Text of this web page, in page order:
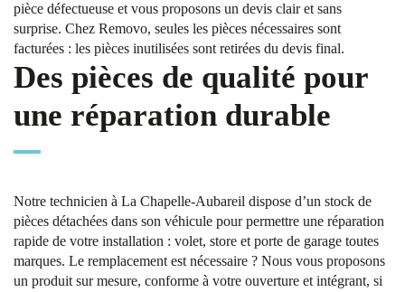
pièce défectueuse et vous proposons un devis clair et sans
surprise. Chez Removo, seules les pièces nécessaires sont
facturées : les pièces inutilisées sont retirées du devis final.
Des pièces de qualité pour
une réparation durable
Notre technicien à La Chapelle-Aubareil dispose d’un stock de
pièces détachées dans son véhicule pour permettre une réparation
rapide de votre installation : volet, store et porte de garage toutes
marques. Le remplacement est nécessaire ? Nous vous proposons
un produit sur mesure, conforme à votre ouverture et intégrant, si